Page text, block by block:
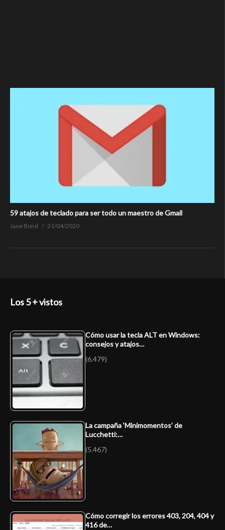
59 atajos de teclado para ser todo un maestro de Gmail
Jane Bond 21/04/2020
Los 5 + vistos
Cómo usar la tecla ALT en Windows:
consejos y atajos…
(6.479)
La campaña ‘Minimomentos’ de
Lucchetti:…
(5.467)
Cómo corregir los errores 403, 204, 404 y
416 de…